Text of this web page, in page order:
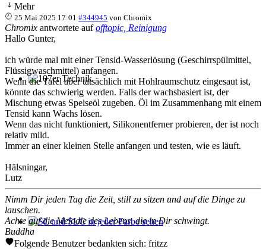
107er Technik
SL und SLC in jeder Farbe sehen
Mehr
25 Mai 2025 17:01 #344945 vonChromix
Chromix antwortete aufofftopic, Reinigung
Hallo Gunter,
ich würde mal mit einer Tensid-Wasserlösung (Geschirrspülmittel,
Flüssigwaschmittel) anfangen.
Wenn die Tafel aber tatsächlich mit Hohlraumschutz eingesaut ist,
könnte das schwierig werden. Falls der wachsbasiert ist, der
Mischung etwas Speiseöl zugeben. Öl im Zusammenhang mit einem
Tensid kann Wachs lösen.
Wenn das nicht funktioniert, Silikonentferner probieren, der ist noch
relativ mild.
Immer an einer kleinen Stelle anfangen und testen, wie es läuft.
Hälsningar,
Lutz
Nimm Dir jeden Tag die Zeit, still zu sitzen und auf die Dinge zu
lauschen.
Achte auf die Melodie des Lebens, die in Dir schwingt.
Buddha
Folgende Benutzer bedankten sich: fritzz